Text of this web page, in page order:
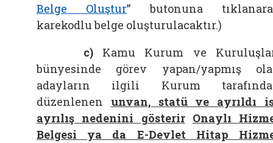
Belge Oluştur”
butonuna
karekodlu belge oluşturulacaktır.)
c)Kamu Kurum ve
bünyesinde görev yapan/yapmış
adayların ilgili Kurum
düzenlenen unvan, statü ve ayrıldı
ayrılış nedenini gösterir Onaylı
Belgesi ya da E-Devlet Hitap